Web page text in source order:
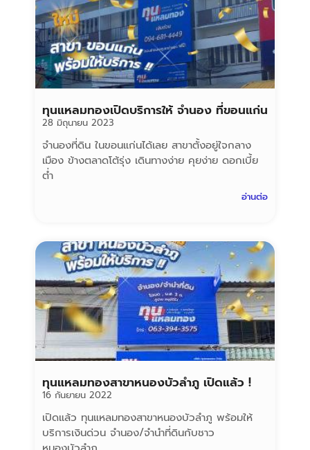
ทุนแหลมทองเปิดบริการให้ จำนอง ที่ขอนแก่น
28 มิถุนายน 2023
จำนองที่ดิน ในขอนแก่นได้เลย สาขาตั้งอยู่ใจกลาง
เมือง ข้างตลาดโต้รุ่ง เดินทางง่าย คุยง่าย ดอกเบี้ย
ต่ำ
อ่านต่อ
ทุนแหลมทองสาขาหนองบัวลำภู เปิดแล้ว !
16 กันยายน 2022
เปิดแล้ว ทุนแหลมทองสาขาหนองบัวลำภู พร้อมให้
บริการเงินด่วน จำนอง/จำนำที่ดินกับชาว